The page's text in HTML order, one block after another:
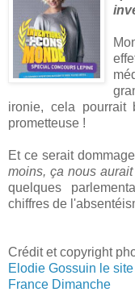
ironie, cela pourrait
prometteuse !
Et ce serait
moins, ça nous
quelques
chiffres de
Crédit et copyright
Elodie Gossuin le site
France Dimanche